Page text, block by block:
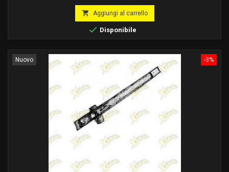
base
 Aggiungi al carrello
 Disponibile
-3%
Nuovo